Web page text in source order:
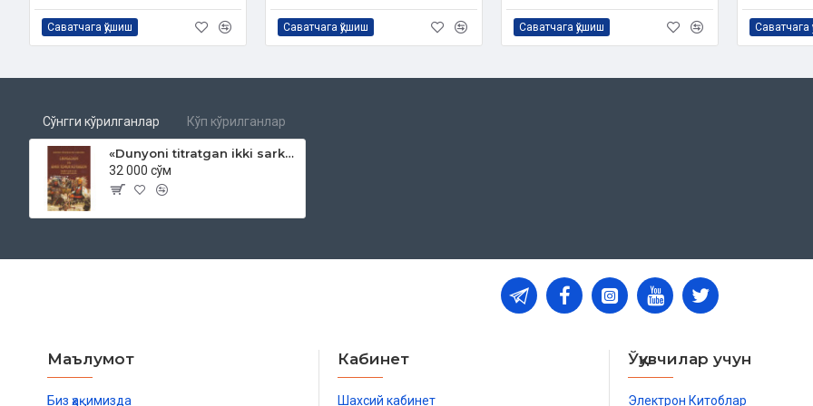
Muqovasi:yumshoq
Саватчага қўшиш Саватчага қўшиш Саватчага қўшиш Саватчага
Сўнгги кўрилганлар Кўп кўрилганлар
«Dunyoni titratgan ikki sarkarda Chingizxon va Amir Temur Ko'ragon» (Harbiy san'ati va istilolari haqida)
32 000 сўм
Маълумот
Биз ҳақимизда
Кабинет
Шахсий кабинет
Ўқувчилар учун
Электрон Китоблар